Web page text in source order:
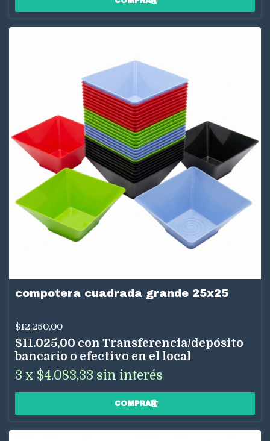
compotera cuadrada grande 25x25
$12.250,00
$11.025,00 con Transferencia/depósito
bancario o efectivo en el local
3 x $4.083,33 sin interés